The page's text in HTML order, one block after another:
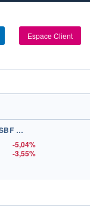
Espace Client
+ FORTES HAUSSES ET BAISSES SBF 120
-5,04%
-3,55%